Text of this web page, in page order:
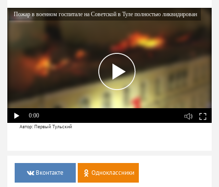
Пожар в военном госпитале на Советской в Туле полностью ликвидирован
0:00
Автор: Первый Тульский
Вконтакте Одноклассники